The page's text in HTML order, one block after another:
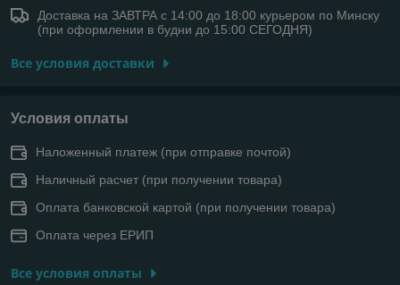
Доставка на ЗАВТРА с 14:00 до 18:00 курьером по Минску
(при оформлении в будни до 15:00 СЕГОДНЯ)
Все условия доставки
Условия оплаты
Наложенный платеж (при отправке почтой)
Наличный расчет (при получении товара)
Оплата банковской картой (при получении товара)
Оплата через ЕРИП
Все условия оплаты